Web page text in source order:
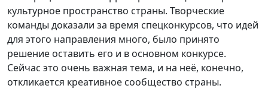
культурное пространство страны. Творческие
команды доказали за время спецконкурсов, что идей
для этого направления много, было принято
решение оставить его и в основном конкурсе.
Сейчас это очень важная тема, и на неё, конечно,
откликается креативное сообщество страны.